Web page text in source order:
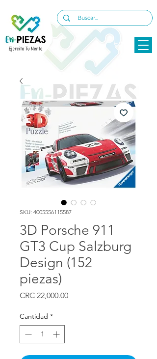
SKU: 4005556115587
3D Porsche 911
GT3 Cup Salzburg
Design (152
piezas)
CRC 22,000.00Precio
Cantidad *